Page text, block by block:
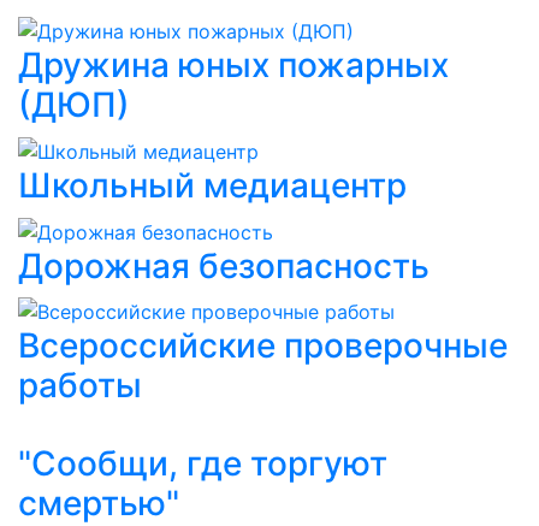
Дружина юных пожарных
(ДЮП)
Школьный медиацентр
Дорожная безопасность
Всероссийские проверочные
работы
"Сообщи, где торгуют
смертью"